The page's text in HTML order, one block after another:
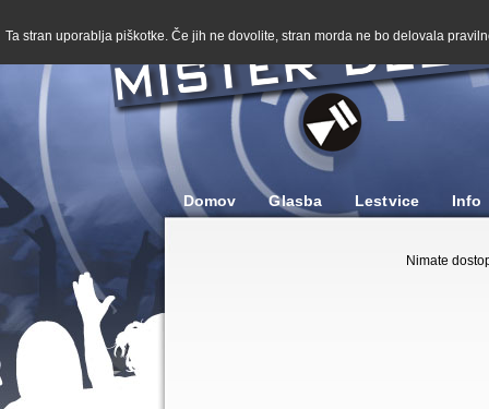
Ta stran uporablja piškotke. Če jih ne dovolite, stran morda ne bo delovala
Domov Glasba Lestvice Info
Nimate